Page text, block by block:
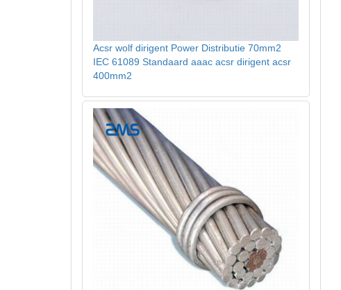
Acsr wolf dirigent Power Distributie 70mm2
IEC 61089 Standaard aaac acsr dirigent acsr
400mm2